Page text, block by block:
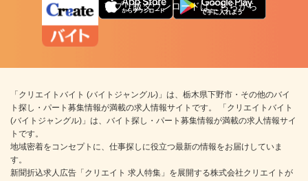
アプリ版ダウンロードはこちらから
「クリエイトバイト (バイトジャングル)」は、栃木県下野市・その他のバイ
ト探し・パート募集情報が満載の求人情報サイトです。 「クリエイトバイト
(バイトジャングル)」は、バイト探し・パート募集情報が満載の求人情報サイ
トです。
地域密着をコンセプトに、仕事探しに役立つ最新の情報をお届けしていま
す。
新聞折込求人広告「クリエイト 求人特集」を展開する株式会社クリエイトが